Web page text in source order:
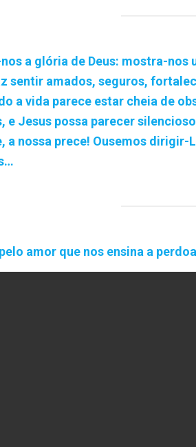
a glória de Deus: mostra-
sentir amados, seguros,
a vida parece estar cheia de
e Jesus possa parecer
a nossa prece! Ousemos
amor que nos ensina a